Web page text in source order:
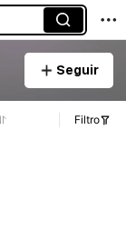
Seguir
Filtro